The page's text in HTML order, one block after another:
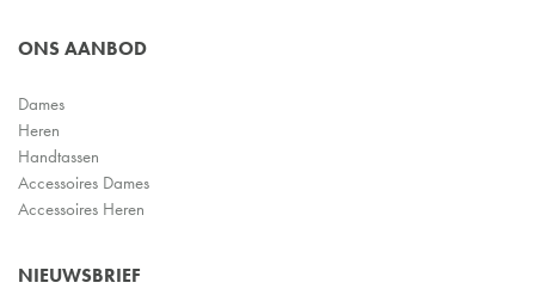
ONS AANBOD
Dames
Heren
Handtassen
Accessoires Dames
Accessoires Heren
NIEUWSBRIEF